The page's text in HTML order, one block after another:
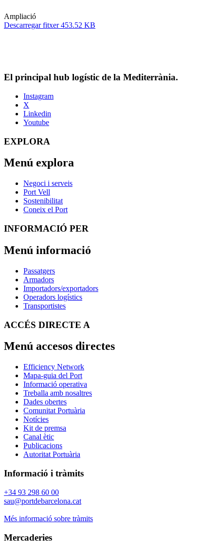
Ampliació
Descarregar fitxer 453.52 KB
El principal hub logístic de la Mediterrània.
Instagram
X
Linkedin
Youtube
EXPLORA
Menú explora
Negoci i serveis
Port Vell
Sostenibilitat
Coneix el Port
INFORMACIÓ PER
Menú informació
Passatgers
Armadors
Importadors/exportadors
Operadors logístics
Transportistes
ACCÉS DIRECTE A
Menú accesos directes
Efficiency Network
Mapa-guia del Port
Informació operativa
Treballa amb nosaltres
Dades obertes
Comunitat Portuària
Notícies
Kit de premsa
Canal ètic
Publicacions
Autoritat Portuària
Informació i tràmits
+34 93 298 60 00
sau@portdebarcelona.cat
Més informació sobre tràmits
Mercaderies